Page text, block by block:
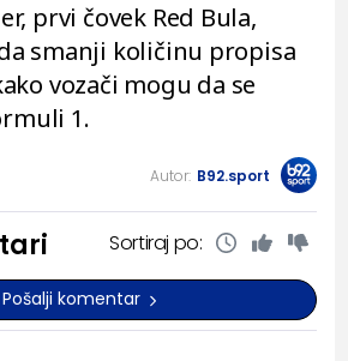
prvi čovek Red Bula,
smanji količinu propisa
vozači mogu da se
1.
Autor: B92.sport
Sortiraj po:
Pošalji komentar